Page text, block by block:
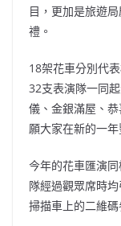
目，更加是旅遊
禮。
18架花車分別代
32支表演隊一同
儀、金銀滿屋、
願大家在新的一
今年的花車匯演
隊經過觀眾席時
掃描車上的二維碼